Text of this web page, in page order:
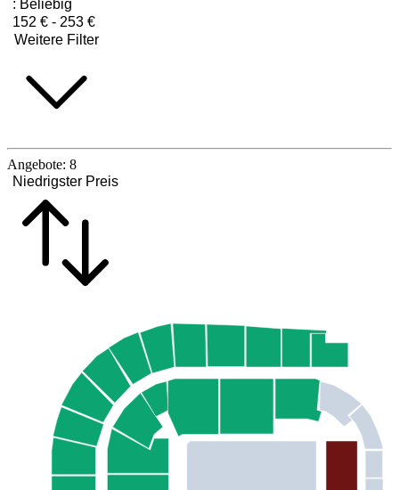
: Beliebig
152 € - 253 €
Weitere Filter
Angebote: 8
Niedrigster Preis